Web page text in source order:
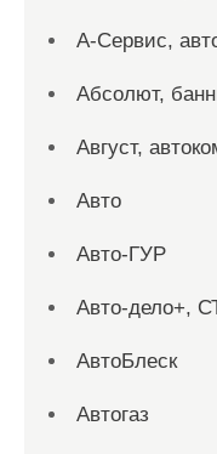
А-Сервис,
Абсолют,
Август,
Авто
Авто-ГУР
Авто-дело+,
АвтоБлеск
Автогаз